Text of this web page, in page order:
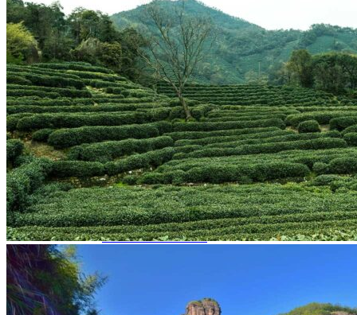
Infos pratiques
Notre agence
Notre agence en Chine
Réseau Asian Roads
Garanties et engagements Asian Roads
Avis de nos voyageurs
Voyages d’affaires en Chine
Voyage scolaire et culturel en Chine
La Chine & ses secrets
Présentation de la Chine
Cuisines de Chine
Les Minorités Ethniques Chinoises
Fêtes traditionnelles & vacances en Chine
Les signes astrologiques Chinois
Les plus belles montagnes de Chine
Les plus belles balades de Chine
La Chine vue du ciel
Préparer son voyage en Chine
Notre sélection d’hôtels en Chine